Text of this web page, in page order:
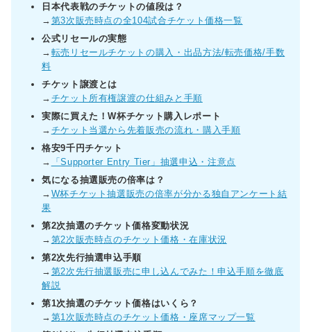
日本代表戦のチケットの値段は？
→ 第3次販売時点の全104試合チケット価格一覧
公式リセールの実態
→ 転売リセールチケットの購入・出品方法/転売価格/手数
料
チケット譲渡とは
→ チケット所有権譲渡の仕組みと手順
実際に買えた！W杯チケット購入レポート
→ チケット当選から先着販売の流れ・購入手順
格安9千円チケット
→
「Supporter Entry Tier」抽選申込・注意点
気になる抽選販売の倍率は？
→ W杯チケット抽選販売の倍率が分かる独自アンケート結
果
第2次抽選のチケット価格変動状況
→ 第2次販売時点のチケット価格・在庫状況
第2次先行抽選申込手順
→ 第2次先行抽選販売に申し込んでみた！申込手順を徹底
解説
第1次抽選のチケット価格はいくら？
→ 第1次販売時点のチケット価格・座席マップ一覧